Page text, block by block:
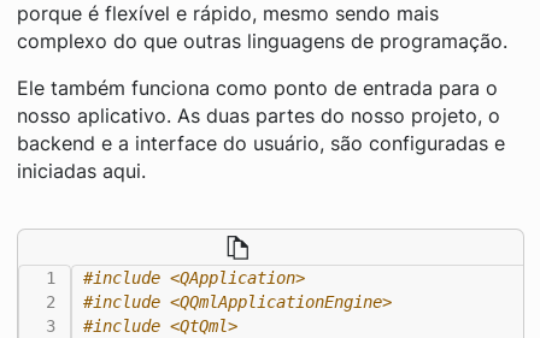
porque é flexível e rápido, mesmo sendo mais
complexo do que outras linguagens de programação.
Ele também funciona como ponto de entrada para o
nosso aplicativo. As duas partes do nosso projeto, o
backend e a interface do usuário, são configuradas e
iniciadas aqui.
#include <QApplication>
#include <QQmlApplicationEngine>
#include <QtQml>